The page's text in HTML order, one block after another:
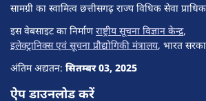
सामग्री का स्वामित्व छत्तीसगढ़ राज्य विधिक सेवा
इस वेबसाइट का निर्माणराष्ट्रीय सूचना विज्ञान केन्द्र,
इलेक्ट्रानिक्स एवं सूचना प्रौद्योगिकी मंत्रालय, भारत
अंतिम अद्यतन: सितम्बर 03, 2025
ऐप डाउनलोड करें